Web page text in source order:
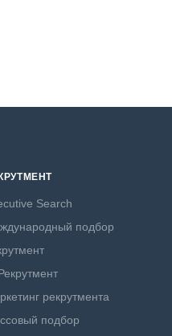
Search
подбор
рекрутмента
подбор